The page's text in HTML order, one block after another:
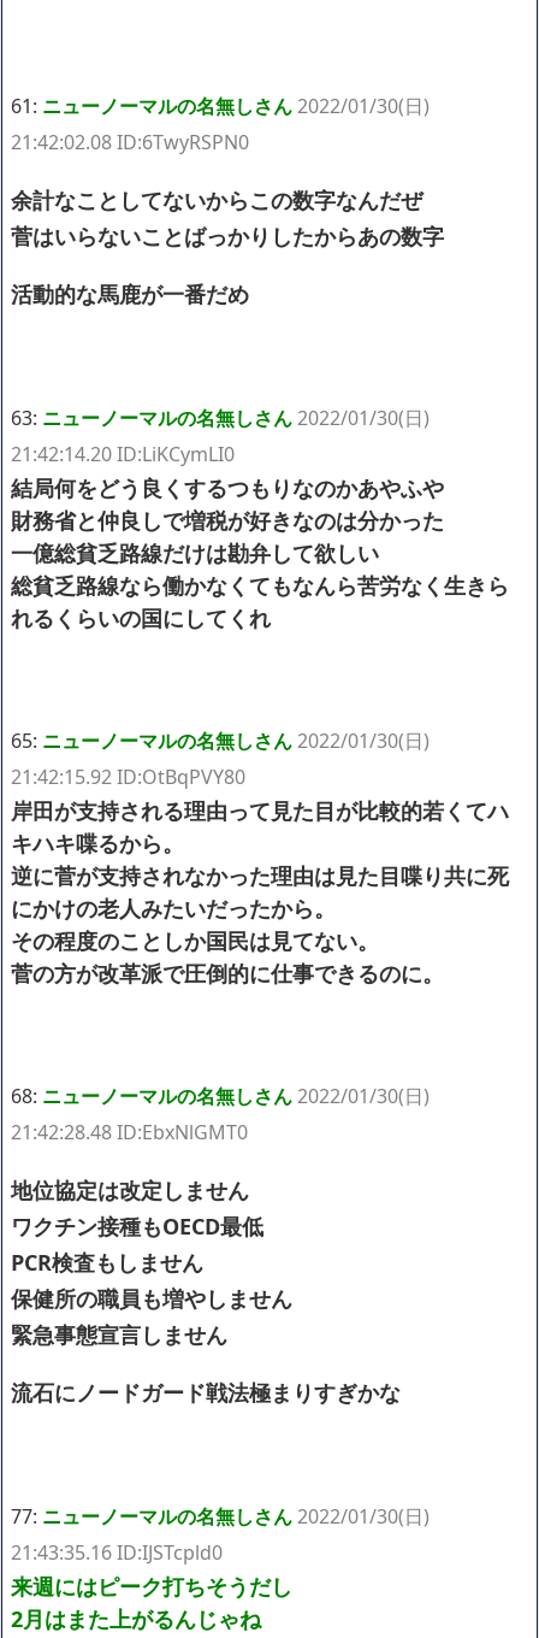
61: ニューノーマルの名無しさん2022/01/30(日)
21:42:02.08 ID:6TwyRSPN0
余計なことしてないからこの数字なんだぜ
菅はいらないことばっかりしたからあの数字
活動的な馬鹿が一番だめ
63: ニューノーマルの名無しさん2022/01/30(日)
21:42:14.20 ID:LiKCymLI0
結局何をどう良くするつもりなのかあやふや
財務省と仲良しで増税が好きなのは分かった
一億総貧乏路線だけは勘弁して欲しい
総貧乏路線なら働かなくてもなんら苦労なく生きら
れるくらいの国にしてくれ
65: ニューノーマルの名無しさん2022/01/30(日)
21:42:15.92 ID:OtBqPVY80
岸田が支持される理由って見た目が比較的若くてハ
キハキ喋るから。
逆に菅が支持されなかった理由は見た目喋り共に死
にかけの老人みたいだったから。
その程度のことしか国民は見てない。
菅の方が改革派で圧倒的に仕事できるのに。
68: ニューノーマルの名無しさん2022/01/30(日)
21:42:28.48 ID:EbxNlGMT0
地位協定は改定しません
ワクチン接種もOECD最低
PCR検査もしません
保健所の職員も増やしません
緊急事態宣言しません
流石にノードガード戦法極まりすぎかな
77: ニューノーマルの名無しさん2022/01/30(日)
21:43:35.16 ID:IJSTcpld0
来週にはピーク打ちそうだし
2月はまた上がるんじゃね